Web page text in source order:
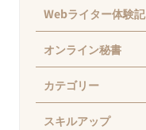
Webライター体験記
オンライン秘書
カテゴリー
スキルアップ